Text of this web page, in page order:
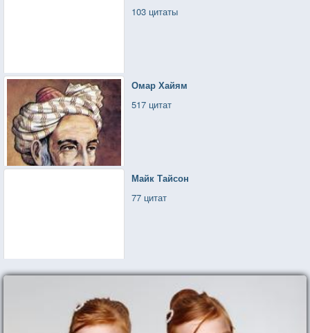
103 цитаты
Омар Хайям
517 цитат
Майк Тайсон
77 цитат